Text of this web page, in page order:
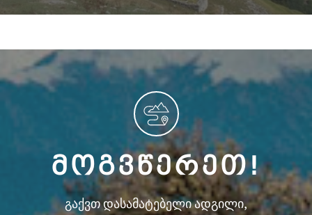
ᲛᲝᲒᲕᲬᲔᲠᲔᲗ!
გაქვთ დასამატებელი ადგილი,